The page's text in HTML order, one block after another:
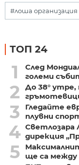
#лоша
ТОП 24
1
След
големи
2
До 38°
3
Гледайте
плувни
4 Светлозара
дирекция
5
ще са между